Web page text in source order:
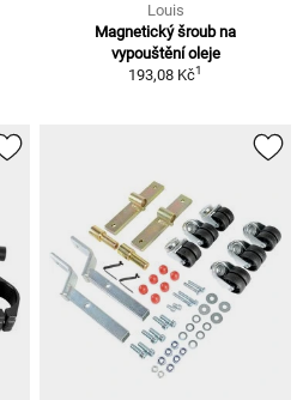
Louis
Magnetický šroub na
vypouštění oleje
193,08 Kč1